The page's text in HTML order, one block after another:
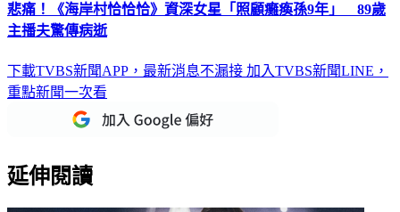
悲痛！《海岸村恰恰恰》資深女星「照顧癱瘓孫9年」 89歲
主播夫驚傳病逝
下載TVBS新聞APP，最新消息不漏接 加入TVBS新聞LINE，
重點新聞一次看
延伸閱讀